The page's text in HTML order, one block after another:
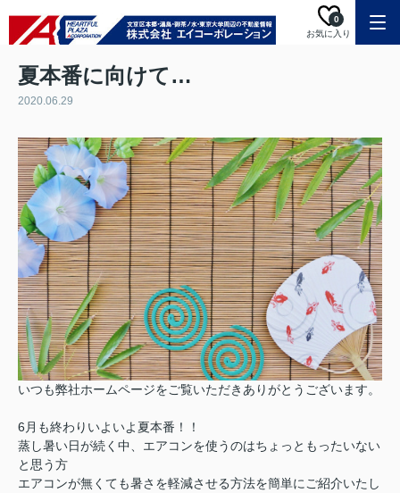
お気に入り
0
夏本番に向けて…
2020.06.29
いつも弊社ホームページをご覧いただきありがとうございます。
6月も終わりいよいよ夏本番！！
蒸し暑い日が続く中、エアコンを使うのはちょっともったいない
と思う方
エアコンが無くても暑さを軽減させる方法を簡単にご紹介いたし